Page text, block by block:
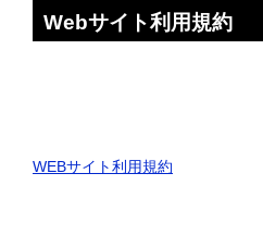
Webサイト利用規約
WEBサイト利用規約